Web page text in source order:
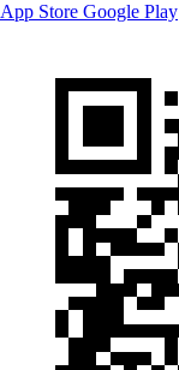
App Store Google Play